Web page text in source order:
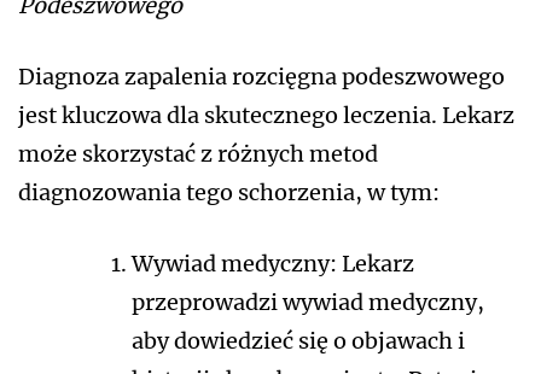
Diagnoza zapalenia rozcięgna podeszwowego
jest kluczowa dla skutecznego leczenia. Lekarz
może skorzystać z różnych metod
diagnozowania tego schorzenia, w tym:
Wywiad medyczny: Lekarz
przeprowadzi wywiad medyczny,
aby dowiedzieć się o objawach i